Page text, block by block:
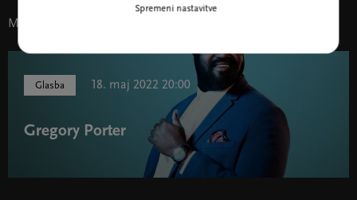
Morda vas zanima tudi
Glasba 18. maj 2022 20:00
Gregory Porter
Spremeni nastavitve